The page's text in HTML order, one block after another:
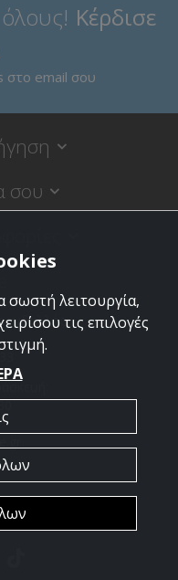
Κέρδισε
στο email σου
σου
by
σωστή λειτουργία,
τις επιλογές